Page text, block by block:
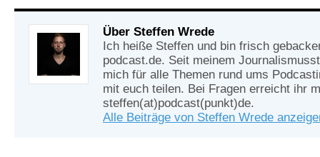
Über Steffen Wrede
Ich heiße Steffen und bin frisch
podcast.de. Seit meinem
mich für alle Themen rund ums
mit euch teilen. Bei Fragen erreicht ihr
steffen(at)podcast(punkt)de.
Alle Beiträge von Steffen Wrede